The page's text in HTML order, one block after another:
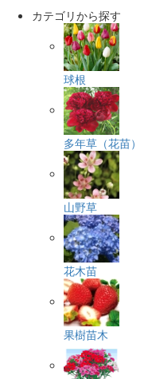
カテゴリから探す
球根
多年草（花苗）
山野草
花木苗
果樹苗木